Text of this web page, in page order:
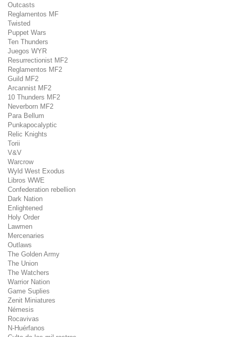
Outcasts
Reglamentos MF
Twisted
Puppet Wars
Ten Thunders
Juegos WYR
Resurrectionist MF2
Reglamentos MF2
Guild MF2
Arcannist MF2
10 Thunders MF2
Neverborn MF2
Para Bellum
Punkapocalyptic
Relic Knights
Torii
V&V
Warcrow
Wyld West Exodus
Libros WWE
Confederation rebellion
Dark Nation
Enlightened
Holy Order
Lawmen
Mercenaries
Outlaws
The Golden Army
The Union
The Watchers
Warrior Nation
Game Suplies
Zenit Miniatures
Némesis
Rocavivas
N-Huérfanos